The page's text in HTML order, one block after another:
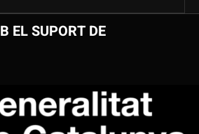
EL SUPORT DE